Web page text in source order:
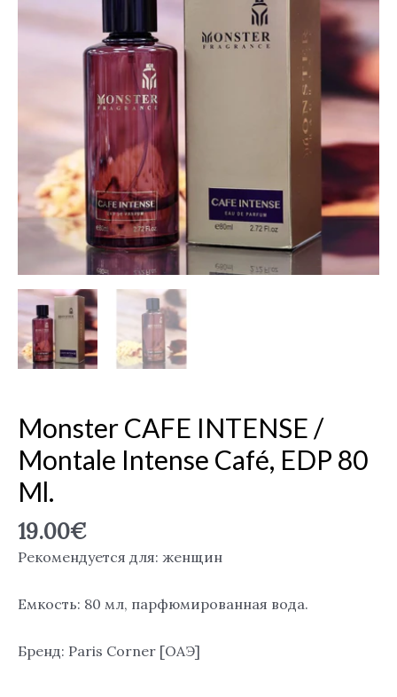
Monster CAFE INTENSE /
Montale Intense Café, EDP 80
Ml.
19.00€
Рекомендуется для: женщин
Емкость: 80 мл, парфюмированная вода.
Бренд: Paris Corner [ОАЭ]